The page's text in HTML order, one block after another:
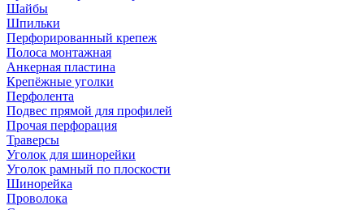
Шайбы
Шпильки
Перфорированный крепеж
Полоса монтажная
Анкерная пластина
Крепёжные уголки
Перфолента
Подвес прямой для профилей
Прочая перфорация
Траверсы
Уголок для шинорейки
Уголок рамный по плоскости
Шинорейка
Проволока